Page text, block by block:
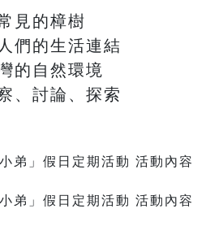
見的樟樹
們的生活連結
的自然環境
、討論、探索